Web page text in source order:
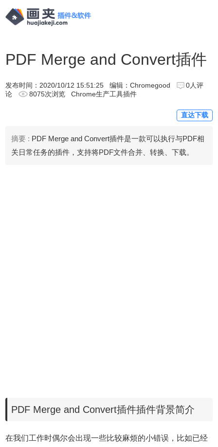
PDF Merge and Convert插件
发布时间： 2020/10/12 15:51:25 编辑：Chromegood
0人评
论
8075次浏览 Chrome生产工具插件
直达下载
摘要 : PDF Merge and Convert插件是一款可以执行与PDF相
关日常任务的插件，支持将PDF文件合并、转换、下载。
PDF Merge and Convert插件插件背景简介
在我们工作时偶尔会出现一些比较麻烦的小错误，比如已经